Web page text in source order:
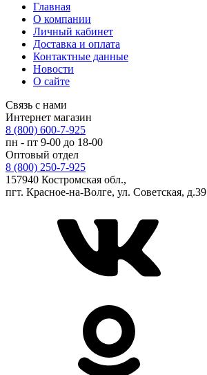
Главная
О компании
Личный кабинет
Доставка и оплата
Контактные данные
Новости
О сайте
Связь с нами
Интернет магазин
8 (800) 600-7-925
пн - пт 9-00 до 18-00
Оптовый отдел
8 (800) 250-7-925
157940 Костромская обл.,
пгт. Красное-на-Волге, ул. Советская, д.39